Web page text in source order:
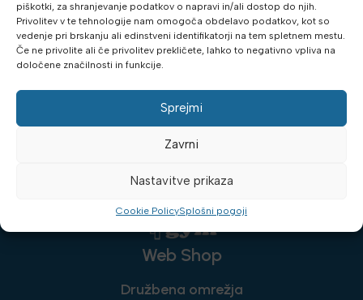
piškotki, za shranjevanje podatkov o napravi in/ali dostop do njih.
Privolitev v te tehnologije nam omogoča obdelavo podatkov, kot so
vedenje pri brskanju ali edinstveni identifikatorji na tem spletnem mestu.
Če ne privolite ali če privolitev prekličete, lahko to negativno vpliva na
določene značilnosti in funkcije.
Sprejmi
Zavrni
Nastavitve prikaza
Cookie PolicySplošni pogoji
DODAJ V KOŠARICO
Web Shop
Družbena omrežja